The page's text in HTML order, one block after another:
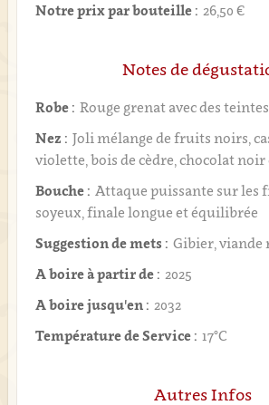
Notre prix par bouteille : 26,50 €
Notes de
Robe : Rouge grenat avec des
Nez : Joli mélange de fruits noirs,
violette, bois de cèdre, chocolat noir
Bouche : Attaque puissante sur les
soyeux, finale longue et équilibrée
Suggestion de mets : Gibier, viande
A boire à partir de : 2025
A boire jusqu'en : 2032
Température de Service : 17°C
Autres Infos